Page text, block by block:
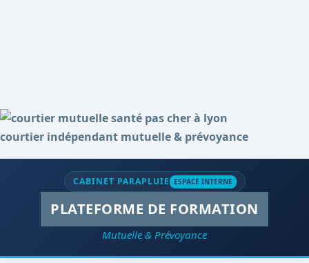
courtier indépendant mutuelle & prévoyance
CABINET PARAPLUIE ESPACE INTERNE
PLATEFORME DE FORMATION
Mutuelle & Prévoyance